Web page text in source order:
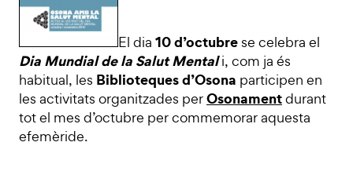
El dia 10 d’octubre se celebra el
Dia Mundial de la Salut Mentali, com ja és
habitual, les Biblioteques d’Osona participen en
les activitats organitzades perOsonamentdurant
tot el mes d’octubre per commemorar aquesta
efemèride.